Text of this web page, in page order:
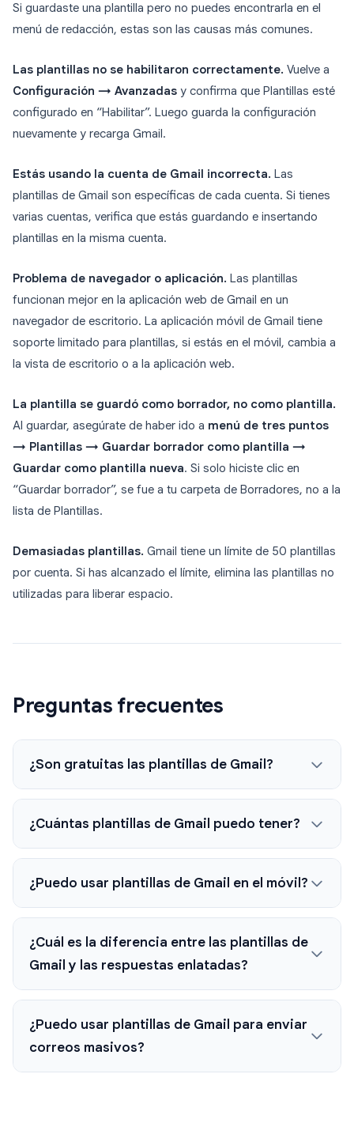
Si guardaste una plantilla pero no puedes encontrarla en el
menú de redacción, estas son las causas más comunes.
Las plantillas no se habilitaron correctamente. Vuelve a
Configuración → Avanzadas y confirma que Plantillas esté
configurado en “Habilitar”. Luego guarda la configuración
nuevamente y recarga Gmail.
Estás usando la cuenta de Gmail incorrecta. Las
plantillas de Gmail son específicas de cada cuenta. Si tienes
varias cuentas, verifica que estás guardando e insertando
plantillas en la misma cuenta.
Problema de navegador o aplicación. Las plantillas
funcionan mejor en la aplicación web de Gmail en un
navegador de escritorio. La aplicación móvil de Gmail tiene
soporte limitado para plantillas, si estás en el móvil, cambia a
la vista de escritorio o a la aplicación web.
La plantilla se guardó como borrador, no como plantilla.
Al guardar, asegúrate de haber ido a menú de tres puntos
→ Plantillas → Guardar borrador como plantilla →
Guardar como plantilla nueva. Si solo hiciste clic en
“Guardar borrador”, se fue a tu carpeta de Borradores, no a la
lista de Plantillas.
Demasiadas plantillas. Gmail tiene un límite de 50 plantillas
por cuenta. Si has alcanzado el límite, elimina las plantillas no
utilizadas para liberar espacio.
Preguntas frecuentes
¿Son gratuitas las plantillas de Gmail?
¿Cuántas plantillas de Gmail puedo tener?
¿Puedo usar plantillas de Gmail en el móvil?
¿Cuál es la diferencia entre las plantillas de
Gmail y las respuestas enlatadas?
¿Puedo usar plantillas de Gmail para enviar
correos masivos?